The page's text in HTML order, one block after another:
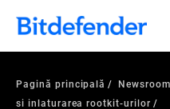
Pagină principală Newsroom
si inlaturarea rootkit-urilor